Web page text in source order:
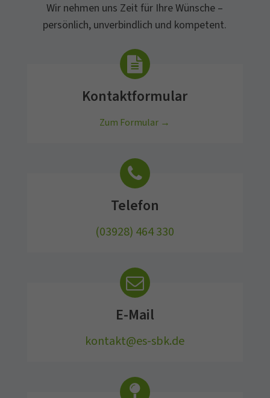
Wir nehmen uns Zeit für Ihre Wünsche –
persönlich, unverbindlich und kompetent.
Kontaktformular
Zum Formular →
Telefon
(03928) 464 330
E-Mail
kontakt@es-sbk.de